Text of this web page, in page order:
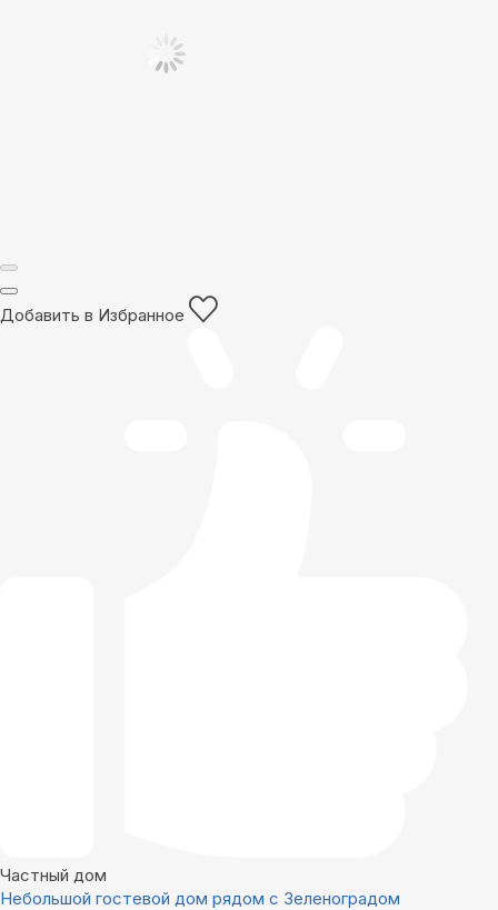
Добавить в Избранное
Частный дом
Небольшой гостевой дом рядом с Зеленоградом